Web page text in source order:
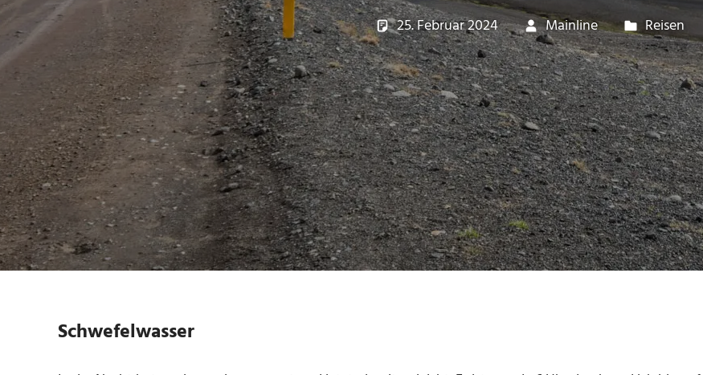
25. Februar 2024 Mainline Reisen
Schwefelwasser